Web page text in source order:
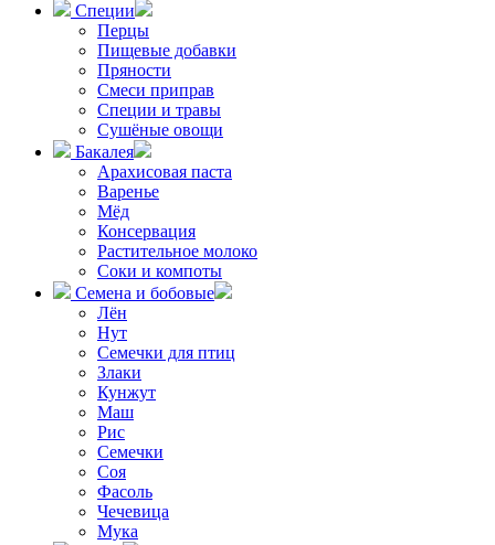
Специи
Перцы
Пищевые добавки
Пряности
Смеси приправ
Специи и травы
Сушёные овощи
Бакалея
Арахисовая паста
Варенье
Мёд
Консервация
Растительное молоко
Соки и компоты
Семена и бобовые
Лён
Нут
Семечки для птиц
Злаки
Кунжут
Маш
Рис
Семечки
Соя
Фасоль
Чечевица
Мука